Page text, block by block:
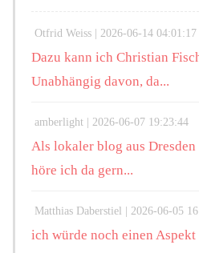
Otfrid Weiss | 2026-06-14 04:01:17
Dazu kann ich Christian
Unabhängig davon, da...
amberlight | 2026-06-07 19:23:44
Als lokaler blog aus
höre ich da gern...
Matthias Daberstiel | 2026-06-05
ich würde noch einen